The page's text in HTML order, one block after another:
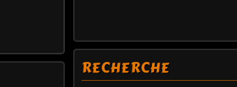
RECHERCHE